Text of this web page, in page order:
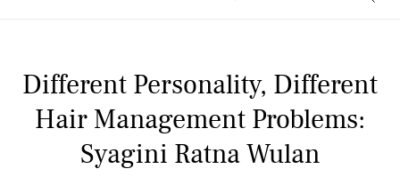
Different Personality, Different
Hair Management Problems:
Syagini Ratna Wulan